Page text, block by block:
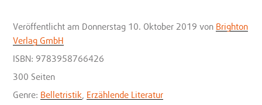
Veröffentlicht am Donnerstag 10. Oktober 2019 von Brighton
Verlag GmbH
ISBN: 9783958766426
300 Seiten
Genre: Belletristik Erzählende Literatur